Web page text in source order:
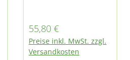
Regulärer Preis:
55,80 €
Preise inkl. MwSt. zzgl.
Versandkosten